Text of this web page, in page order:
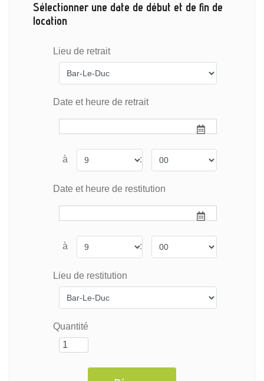
Sélectionner une date de début et de fin de
location
Lieu de retrait
Date et heure de retrait
à :
Date et heure de restitution
à :
Lieu de restitution
Quantité